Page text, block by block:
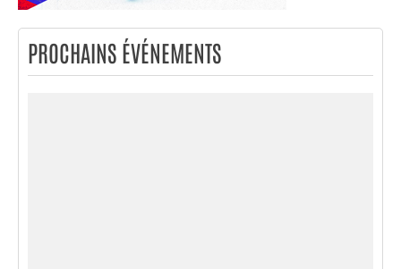
PROCHAINS ÉVÉNEMENTS